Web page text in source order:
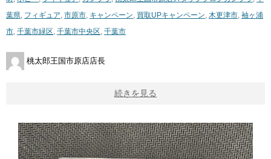
葉県, フィギュア, 市原市, キャンペーン, 買取UPキャンペーン, 木更津市, 袖ヶ浦
市, 千葉市緑区, 千葉市中央区, 千葉市
桃太郎王国市原店店長
続きを見る